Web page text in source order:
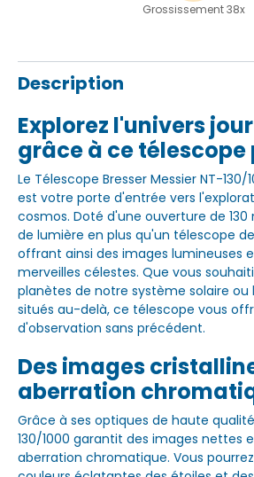
Grossissement 38x
Description
Explorez l'univers
grâce à ce
Le Télescope Bresser Messier NT-130/
est votre porte d'entrée vers
cosmos. Doté d'une ouverture de 130
de lumière en plus qu'un télescope de
offrant ainsi des images lumineuses
merveilles célestes. Que vous
planètes de notre système solaire ou
situés au-delà, ce télescope vous
d'observation sans précédent.
Des images
aberration
Grâce à ses optiques de haute
130/1000 garantit des images nettes
aberration chromatique. Vous